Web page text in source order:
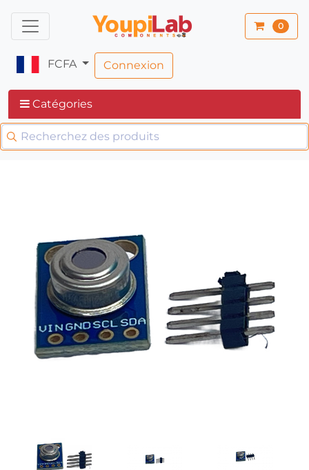
0
FCFA Connexion
Catégories